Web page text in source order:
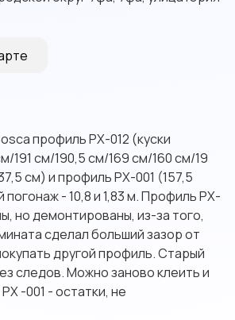
профиль PX-012 (куски
191 см/190,5 см/169 см/160 см/19
см) и профиль PX-001 (157,5
- 10,8 и 1,83 м. Профиль PX-
но демонтированы, из-за того,
сделал больший зазор от
другой профиль. Старый
следов. Можно заново клеить и
-001 - остатки, не